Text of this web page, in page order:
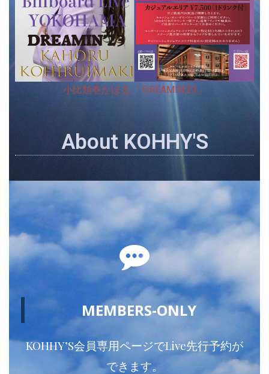
小比類巻かほる 「DREAMIN'23」
About KOHHY'S
MEMBERS-ONLY
KOHHY’S会員専用ページでLive先行予約が
できます。